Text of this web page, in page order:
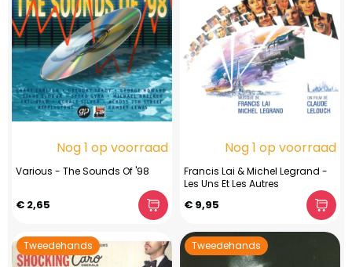
Nog 1 op voorraad
Various - The Sounds Of '98
€ 2,65
Nog 1 op voorraad
Francis Lai & Michel Legrand -
Les Uns Et Les Autres
€ 9,95
Tweedehands Tweedehands